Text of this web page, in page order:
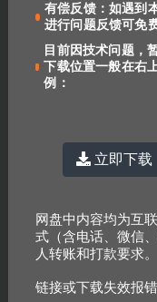
下一篇
相关文章
有偿反馈：如遇到
进行问题反馈可免
目前因技术问题，
下载位置一般在右
例：
立即下载
网盘中内容均为互
式（含电话、微信
人转账和打款要求。
链接或下载失效报错